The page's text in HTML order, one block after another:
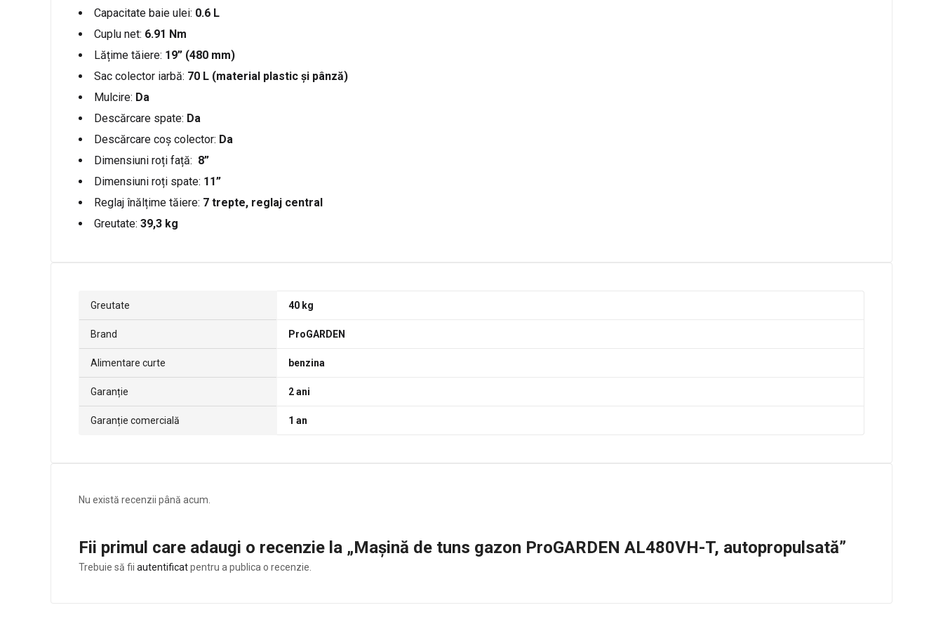
Capacitate baie ulei: 0.6 L
Cuplu net: 6.91 Nm
Lățime tăiere: 19” (480 mm)
Sac colector iarbă: 70 L (material plastic și pânză)
Mulcire: Da
Descărcare spate: Da
Descărcare coș colector: Da
Dimensiuni roți față: 8”
Dimensiuni roți spate: 11”
Reglaj înălțime tăiere: 7 trepte, reglaj central
Greutate: 39,3 kg
Greutate 40 kg
Brand ProGARDEN
Alimentare curte benzina
Garanție 2 ani
Garanție comercială 1 an
Nu există recenzii până acum.
Fii primul care adaugi o recenzie la „Mașină de tuns gazon ProGARDEN AL480VH-T, autopropulsată”
Trebuie să fii autentificatpentru a publica o recenzie.